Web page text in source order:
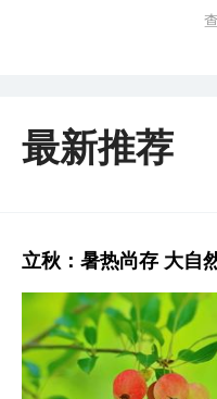
最新推荐
立秋：暑热尚存 大自